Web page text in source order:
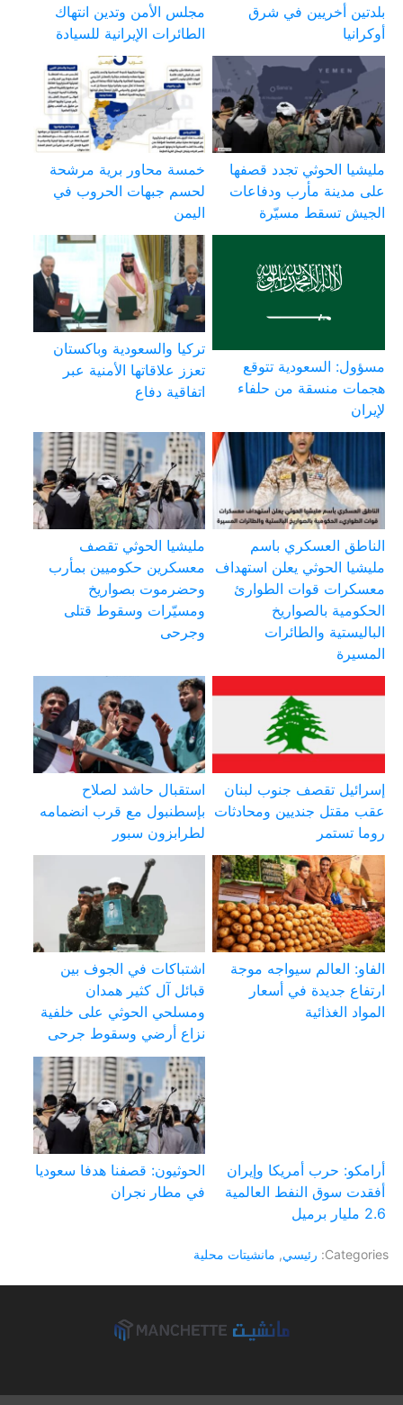
بلدتين أخريين في شرق
أوكرانيا
مجلس الأمن وتدين انتهاك
الطائرات الإيرانية للسيادة
مليشيا الحوثي تجدد قصفها
على مدينة مأرب ودفاعات
الجيش تسقط مسيّرة
خمسة محاور برية مرشحة
لحسم جبهات الحروب في
اليمن
مسؤول: السعودية تتوقع
هجمات منسقة من حلفاء
لإيران
تركيا والسعودية وباكستان
تعزز علاقاتها الأمنية عبر
اتفاقية دفاع
الناطق العسكري باسم
مليشيا الحوثي يعلن استهداف
معسكرات قوات الطوارئ
الحكومية بالصواريخ
الباليستية والطائرات
المسيرة
مليشيا الحوثي تقصف
معسكرين حكوميين بمأرب
وحضرموت بصواريخ
ومسيّرات وسقوط قتلى
وجرحى
إسرائيل تقصف جنوب لبنان
عقب مقتل جنديين ومحادثات
روما تستمر
استقبال حاشد لصلاح
بإسطنبول مع قرب انضمامه
لطرابزون سبور
الفاو: العالم سيواجه موجة
ارتفاع جديدة في أسعار
المواد الغذائية
اشتباكات في الجوف بين
قبائل آل كثير همدان
ومسلحي الحوثي على خلفية
نزاع أرضي وسقوط جرحى
أرامكو: حرب أمريكا وإيران
أفقدت سوق النفط العالمية
2.6 مليار برميل
الحوثيون: قصفنا هدفا سعوديا
في مطار نجران
Categories: رئيسي, مانشيتات محلية